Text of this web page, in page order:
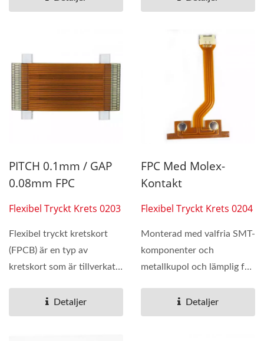
PITCH 0.1mm / GAP
0.08mm FPC
Flexibel Tryckt Krets 0203
Flexibel tryckt kretskort
(FPCB) är en typ av
kretskort som är tillverkat
Detaljer
FPC Med Molex-
Kontakt
Flexibel Tryckt Krets 0204
Monterad med valfria SMT-
komponenter och
metallkupol och lämplig för
Detaljer